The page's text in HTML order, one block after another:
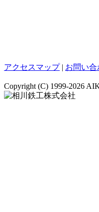
アクセスマップ| お問い合
Copyright (C) 1999-2026